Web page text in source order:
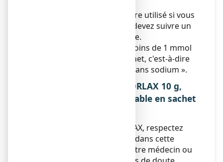
FORLAX peut néanmoins être utilisé si vous
êtes diabétique ou si vous devez suivre un
régime exempt de galactose.
Ce médicament contient moins de 1 mmol
(23 mg) de sodium par sachet, c'est-à-dire
qu'il est essentiellement « sans sodium ».
3. COMMENT PRENDRE FORLAX 10 g,
poudre pour solution buvable en sachet
Lorsque vous prenez FORLAX, respectez
toujours ce qui est indiqué dans cette
notice ou les conseils de votre médecin ou